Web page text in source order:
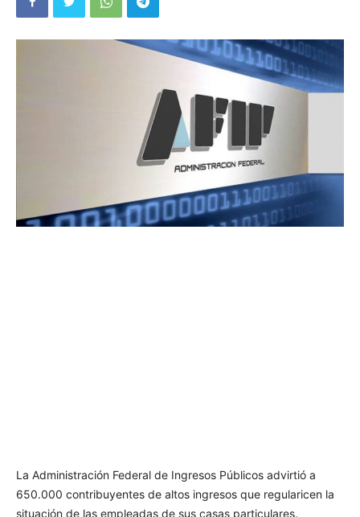
La Administración Federal de Ingresos Públicos advirtió a
650.000 contribuyentes de altos ingresos que regularicen la
situación de las empleadas de sus casas particulares.